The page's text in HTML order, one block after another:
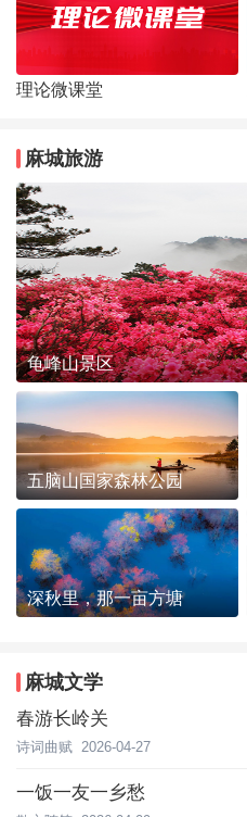
理论微课堂
麻城旅游
龟峰山景区
五脑山国家森林公园
深秋里，那一亩方塘
麻城文学
春游长岭关
诗词曲赋 2026-04-27
一饭一友一乡愁